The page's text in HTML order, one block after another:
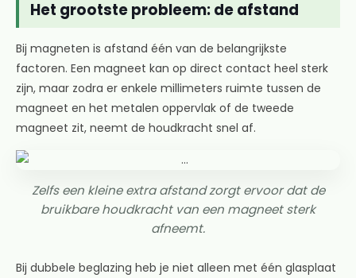
Het grootste probleem: de afstand
Bij magneten is afstand één van de belangrijkste
factoren. Een magneet kan op direct contact heel sterk
zijn, maar zodra er enkele millimeters ruimte tussen de
magneet en het metalen oppervlak of de tweede
magneet zit, neemt de houdkracht snel af.
Zelfs een kleine extra afstand zorgt ervoor dat de
bruikbare houdkracht van een magneet sterk
afneemt.
Bij dubbele beglazing heb je niet alleen met één glasplaat